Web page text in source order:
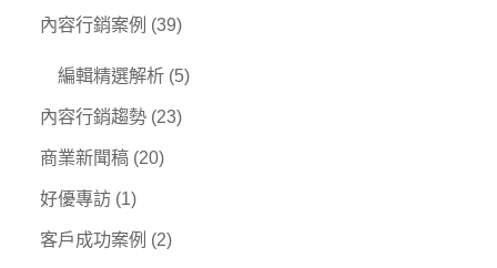
內容行銷案例 (39)
編輯精選解析 (5)
內容行銷趨勢 (23)
商業新聞稿 (20)
好優專訪 (1)
客戶成功案例 (2)